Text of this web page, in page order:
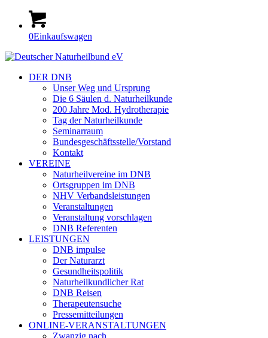
0Einkaufswagen
DER DNB
Unser Weg und Ursprung
Die 6 Säulen d. Naturheilkunde
200 Jahre Mod. Hydrotherapie
Tag der Naturheilkunde
Seminarraum
Bundesgeschäftsstelle/Vorstand
Kontakt
VEREINE
Naturheilvereine im DNB
Ortsgruppen im DNB
NHV Verbandsleistungen
Veranstaltungen
Veranstaltung vorschlagen
DNB Referenten
LEISTUNGEN
DNB impulse
Der Naturarzt
Gesundheitspolitik
Naturheilkundlicher Rat
DNB Reisen
Therapeutensuche
Pressemitteilungen
ONLINE-VERANSTALTUNGEN
Zwanzig nach